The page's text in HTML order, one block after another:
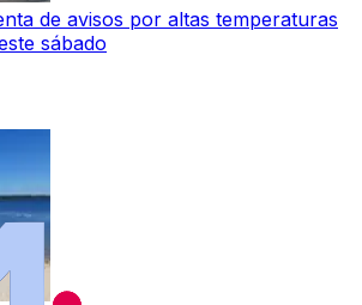
de avisos por altas temperaturas
sábado